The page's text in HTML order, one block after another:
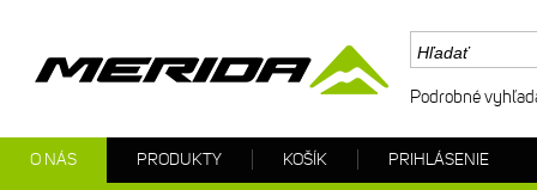
Podrobné
O NÁS PRODUKTY KOŠÍK PRIHLÁSENIE